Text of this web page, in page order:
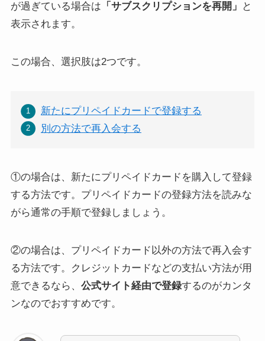
が過ぎている場合は 「サブスクリプションを再開」
と
表示されます。
この場合、選択肢は2つです。
新たにプリペイドカードで登録する
別の方法で再入会する
①の場合は、新たにプリペイドカードを購入して登録
する方法です。プリペイドカードの登録方法を読みな
がら通常の手順で登録しましょう。
②の場合は、プリペイドカード以外の方法で再入会す
る方法です。クレジットカードなどの支払い方法が用
意できるなら、 公式サイト経由で登録するのがカンタ
ンなのでおすすめです。